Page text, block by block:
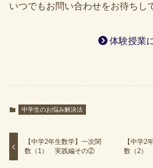
いつでもお問い合わせをお待ちし
体験授業
中学生のお悩み解決法
【中学2年生数学】一次関
数（1） 実践編その②
【中学2
数（2）